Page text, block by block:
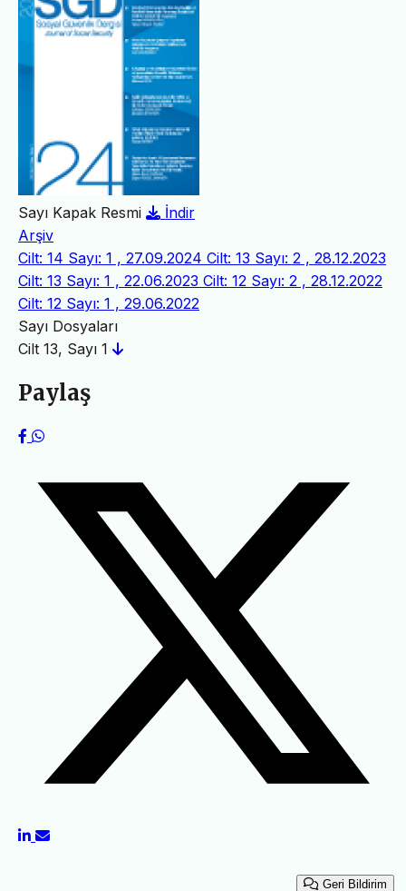
Sayı Kapak Resmi
İndir
Arşiv
Cilt: 14 Sayı: 1 , 27.09.2024 Cilt: 13 Sayı: 2 , 28.12.2023
Cilt: 13 Sayı: 1 , 22.06.2023 Cilt: 12 Sayı: 2 , 28.12.2022
Cilt: 12 Sayı: 1 , 29.06.2022
Sayı Dosyaları
Cilt 13, Sayı 1
Paylaş
Geri Bildirim